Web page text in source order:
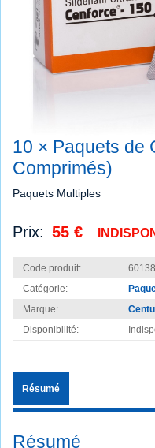
10 × Paquets de
Comprimés)
Paquets Multiples
Prix: 55 €
Code produit:
Catégorie:
Marque:
Disponibilité:
Résumé
Résumé